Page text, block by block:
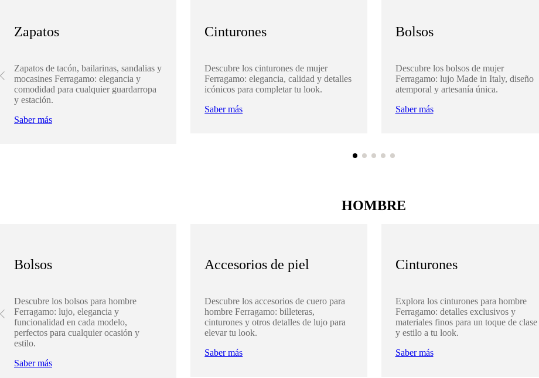
Zapatos
Zapatos de tacón, bailarinas, sandalias y
mocasines Ferragamo: elegancia y
comodidad para cualquier guardarropa
y estación.
Saber más
Cinturones
Descubre los cinturones de mujer
Ferragamo: elegancia, calidad y detalles
icónicos para completar tu look.
Saber más
Bolsos
Descubre los bolsos de mujer
Ferragamo: lujo Made in Italy, diseño
atemporal y artesanía única.
Saber más
HOMBRE
Bolsos
Descubre los bolsos para hombre
Ferragamo: lujo, elegancia y
funcionalidad en cada modelo,
perfectos para cualquier ocasión y
estilo.
Saber más
Accesorios de piel
Descubre los accesorios de cuero para
hombre Ferragamo: billeteras,
cinturones y otros detalles de lujo para
elevar tu look.
Saber más
Cinturones
Explora los cinturones para hombre
Ferragamo: detalles exclusivos y
materiales finos para un toque de clase
y estilo a tu look.
Saber más